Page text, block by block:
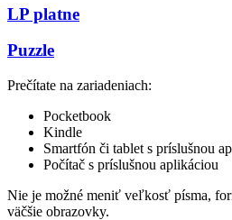
LP platne
Puzzle
Prečítate na zariadeniach:
Pocketbook
Kindle
Smartfón či tablet s príslušnou
Počítač s príslušnou aplikáciou
Nie je možné meniť veľkosť písma,
väčšie obrazovky.